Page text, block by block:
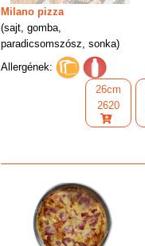
Milano pizza
(sajt, gomba,
paradicsomszósz, sonka)
Allergének:
26cm
2620